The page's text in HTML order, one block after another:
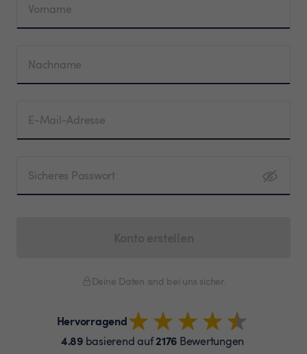
Vorname
Nachname
E-Mail-Adresse
Sicheres Passwort
Deine Daten sind bei uns sicher.
Hervorragend
4.89basierend auf2176 Bewertungen